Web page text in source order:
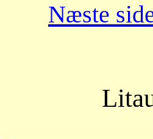
Næste